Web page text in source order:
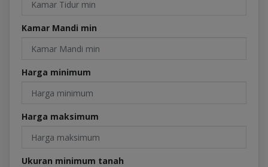
Kamar Mandi min
Harga minimum
Harga maksimum
Ukuran minimum tanah